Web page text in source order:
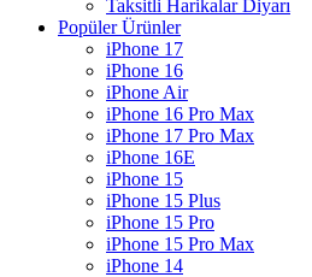
Taksitli Harikalar Diyarı
Popüler Ürünler
iPhone 17
iPhone 16
iPhone Air
iPhone 16 Pro Max
iPhone 17 Pro Max
iPhone 16E
iPhone 15
iPhone 15 Plus
iPhone 15 Pro
iPhone 15 Pro Max
iPhone 14